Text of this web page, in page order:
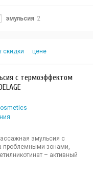
эмульсия 2
скидки цене
с термоэффектом
эмульсия с
проблемными зонами,
– активный